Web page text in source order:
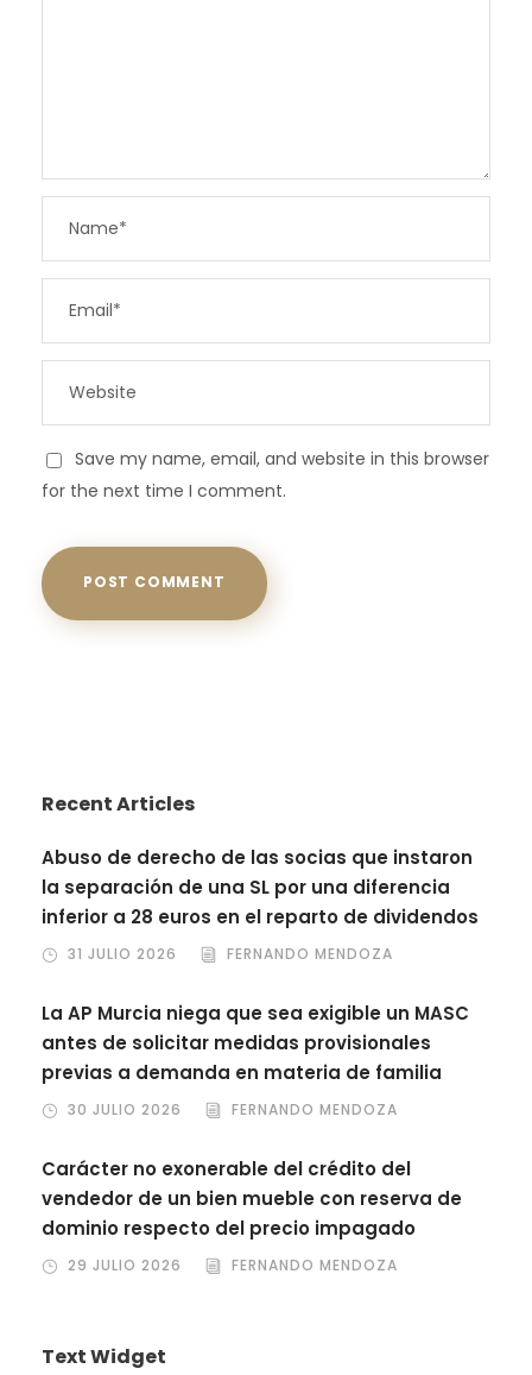
Save my name, email, and website in this browser
for the next time I comment.
Recent Articles
Abuso de derecho de las socias que instaron
la separación de una SL por una diferencia
inferior a 28 euros en el reparto de dividendos
31 JULIO 2026 FERNANDO MENDOZA
La AP Murcia niega que sea exigible un MASC
antes de solicitar medidas provisionales
previas a demanda en materia de familia
30 JULIO 2026 FERNANDO MENDOZA
Carácter no exonerable del crédito del
vendedor de un bien mueble con reserva de
dominio respecto del precio impagado
29 JULIO 2026 FERNANDO MENDOZA
Text Widget